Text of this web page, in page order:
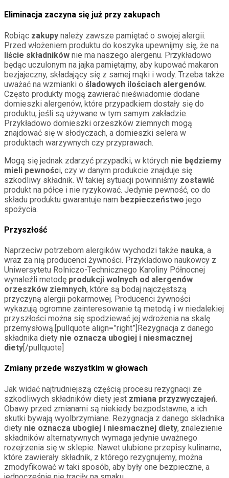
Eliminacja zaczyna się już przy zakupach
Robiąc zakupy należy zawsze pamiętać o swojej alergii.
Przed włożeniem produktu do koszyka upewnijmy się, że na
liście składników nie ma naszego alergenu. Przykładowo
będąc uczulonym na jajka pamiętajmy, aby kupować makaron
bezjajeczny, składający się z samej mąki i wody. Trzeba także
uważać na wzmianki o śladowych ilościach alergenów.
Często produkty mogą zawierać nieświadomie dodane
domieszki alergenów, które przypadkiem dostały się do
produktu, jeśli są używane w tym samym zakładzie.
Przykładowo domieszki orzeszków ziemnych mogą
znajdować się w słodyczach, a domieszki selera w
produktach warzywnych czy przyprawach.
Mogą się jednak zdarzyć przypadki, w których nie będziemy
mieli pewności, czy w danym produkcie znajduje się
szkodliwy składnik. W takiej sytuacji powinniśmy zostawić
produkt na półce i nie ryzykować. Jedynie pewność, co do
składu produktu gwarantuje nam bezpieczeństwo jego
spożycia.
Przyszłość
Naprzeciw potrzebom alergików wychodzi także nauka, a
wraz za nią producenci żywności. Przykładowo naukowcy z
Uniwersytetu Rolniczo-Technicznego Karoliny Północnej
wynaleźli metodę produkcji wolnych od alergenów
orzeszków ziemnych, które są bodaj najczęstszą
przyczyną alergii pokarmowej. Producenci żywności
wykazują ogromne zainteresowanie tą metodą i w niedalekiej
przyszłości można się spodziewać jej wdrożenia na skalę
przemysłową.[pullquote align=”right”]Rezygnacja z danego
składnika diety nie oznacza ubogiej i niesmacznej
diety [/pullquote]
Zmiany przede wszystkim w głowach
Jak widać najtrudniejszą częścią procesu rezygnacji ze
szkodliwych składników diety jest zmiana przyzwyczajeń.
Obawy przed zmianami są niekiedy bezpodstawne, a ich
skutki bywają wyolbrzymiane. Rezygnacja z danego składnika
diety nie oznacza ubogiej i niesmacznej diety, znalezienie
składników alternatywnych wymaga jedynie uważnego
rozejrzenia się w sklepie. Nawet ulubione przepisy kulinarne,
które zawierały składnik, z którego rezygnujemy, można
zmodyfikować w taki sposób, aby były one bezpieczne, a